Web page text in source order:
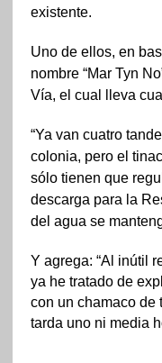
existente.
Uno de ellos, en
nombre “Mar Tyn
Vía, el cual lleva
“Ya van cuatro
colonia, pero el
sólo tienen que
descarga para la
del agua se
Y agrega: “Al inútil
ya he tratado de
con un chamaco de
tarda uno ni media